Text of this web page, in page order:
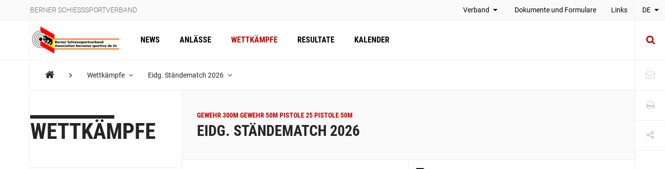
BERNER SCHIESSSPORTVERBAND Verband Dokumente und Formulare Links DE
NEWS ANLÄSSE WETTKÄMPFE RESULTATE KALENDER
Wettkämpfe Eidg. Ständematch 2026
WETTKÄMPFE
GEWEHR 300M GEWEHR 50M PISTOLE 25 PISTOLE 50M
EIDG. STÄNDEMATCH 2026